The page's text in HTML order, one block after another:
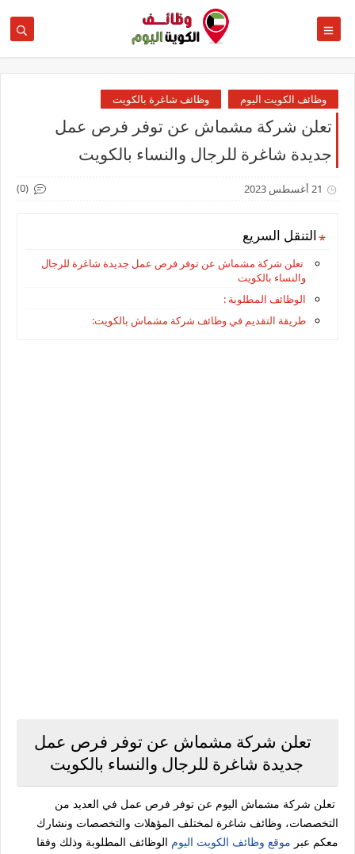
وظائف الكويت اليوم وظائف شاغرة بالكويت
تعلن شركة مشماش عن توفر فرص عمل
جديدة شاغرة للرجال والنساء بالكويت
21 أغسطس 2023 (0)
التنقل السريع
تعلن شركة مشماش عن توفر فرص عمل جديدة شاغرة للرجال
والنساء بالكويت
الوظائف المطلوبة :
طريقة التقديم في وظائف شركة مشماش بالكويت:
تعلن شركة مشماش عن توفر فرص عمل
جديدة شاغرة للرجال والنساء بالكويت
تعلن شركة مشماش اليوم عن توفر فرص عمل في العديد من
التخصصات، وظائف شاغرة لمختلف المؤهلات والتخصصات ونشارك
معكم عبر موقع وظائف الكويت اليوم الوظائف المطلوبة وذلك وفقا